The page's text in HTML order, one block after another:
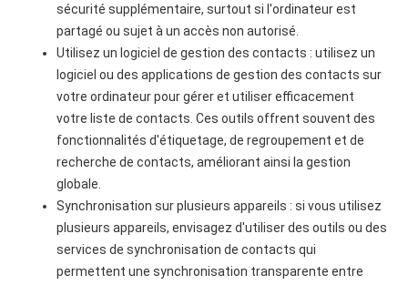
sécurité supplémentaire, surtout si l'ordinateur est
partagé ou sujet à un accès non autorisé.
Utilisez un logiciel de gestion des contacts : utilisez un
logiciel ou des applications de gestion des contacts sur
votre ordinateur pour gérer et utiliser efficacement
votre liste de contacts. Ces outils offrent souvent des
fonctionnalités d'étiquetage, de regroupement et de
recherche de contacts, améliorant ainsi la gestion
globale.
Synchronisation sur plusieurs appareils : si vous utilisez
plusieurs appareils, envisagez d'utiliser des outils ou des
services de synchronisation de contacts qui
permettent une synchronisation transparente entre